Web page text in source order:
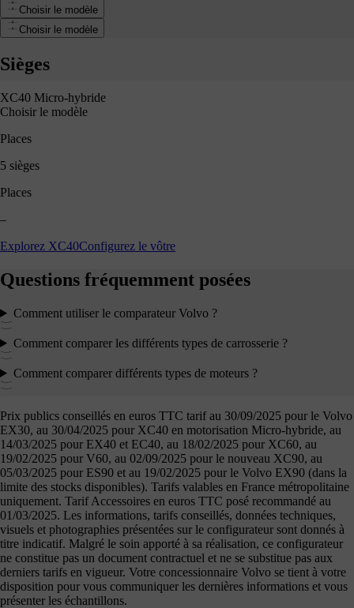
Polaire
Choisir le modèle
Choisir le modèle
Sièges
XC40 Micro-hybride
Choisir le modèle
Places
5 sièges
Places
–
Explorez XC40Configurez le vôtre
Questions fréquemment posées
Comment utiliser le comparateur Volvo ?
Comment comparer les différents types de carrosserie ?
Comment comparer différents types de moteurs ?
Prix publics conseillés en euros TTC tarif au 30/09/2025 pour le Volvo
EX30, au 30/04/2025 pour XC40 en motorisation Micro-hybride, au
14/03/2025 pour EX40 et EC40, au 18/02/2025 pour XC60, au
19/02/2025 pour V60, au 02/09/2025 pour le nouveau XC90, au
05/03/2025 pour ES90 et au 19/02/2025 pour le Volvo EX90 (dans la
limite des stocks disponibles). Tarifs valables en France métropolitaine
uniquement. Tarif Accessoires en euros TTC posé recommandé au
01/03/2025. Les informations, tarifs conseillés, données techniques,
visuels et photographies présentées sur le configurateur sont donnés à
titre indicatif. Malgré le soin apporté à sa réalisation, ce configurateur
ne constitue pas un document contractuel et ne se substitue pas aux
derniers tarifs en vigueur. Votre concessionnaire Volvo se tient à votre
disposition pour vous communiquer les dernières informations et vous
présenter les échantillons.